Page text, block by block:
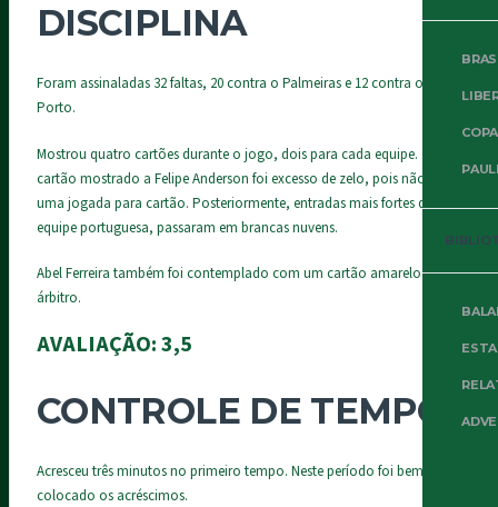
DISCIPLINA
Foram assinaladas 32 faltas, 20 contra o Palmeiras e 12 contra o
Porto.
Mostrou quatro cartões durante o jogo, dois para cada equipe. O
cartão mostrado a Felipe Anderson foi excesso de zelo, pois não foi
uma jogada para cartão. Posteriormente, entradas mais fortes da
equipe portuguesa, passaram em brancas nuvens.
Abel Ferreira também foi contemplado com um cartão amarelo pelo
árbitro.
AVALIAÇÃO:3,5
CONTROLE DE TEMPO
Acresceu três minutos no primeiro tempo. Neste período foi bem
colocado os acréscimos.